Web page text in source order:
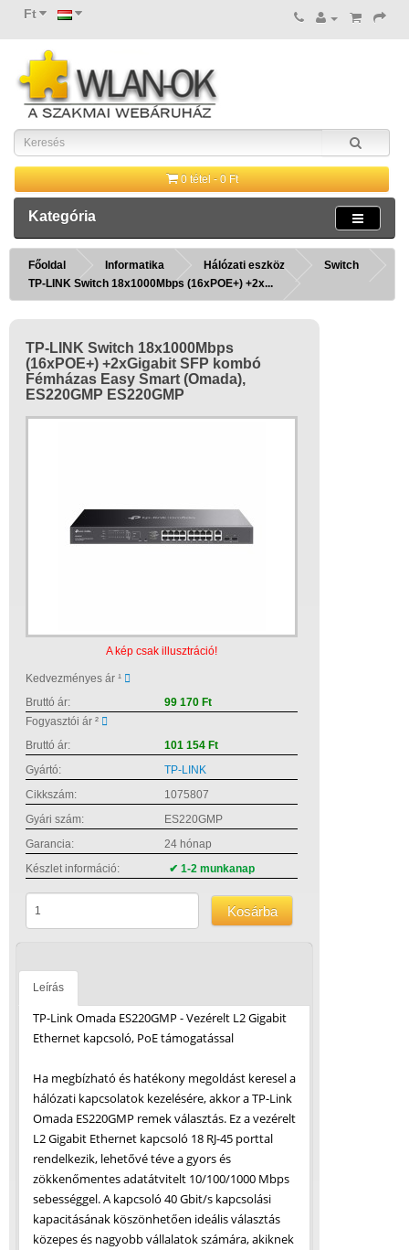
Ft
0 tétel - 0 Ft
Kategória
Főoldal Informatika Hálózati eszköz
Switch
TP-LINK Switch 18x1000Mbps (16xPOE+) +2x...
TP-LINK Switch 18x1000Mbps
(16xPOE+) +2xGigabit SFP kombó
Fémházas Easy Smart (Omada),
ES220GMP ES220GMP
A kép csak illusztráció!
Kedvezményes ár ¹
Bruttó ár:
99 170 Ft
Fogyasztói ár ²
Bruttó ár:
101 154 Ft
Gyártó:
TP-LINK
Cikkszám:
1075807
Gyári szám:
ES220GMP
Garancia:
24 hónap
Készlet információ:
✔ 1-2 munkanap
Kosárba
Leírás
TP-Link Omada ES220GMP - Vezérelt L2 Gigabit
Ethernet kapcsoló, PoE támogatással
Ha megbízható és hatékony megoldást keresel a
hálózati kapcsolatok kezelésére, akkor a TP-Link
Omada ES220GMP remek választás. Ez a vezérelt
L2 Gigabit Ethernet kapcsoló 18 RJ-45 porttal
rendelkezik, lehetővé téve a gyors és
zökkenőmentes adatátvitelt 10/100/1000 Mbps
sebességgel. A kapcsoló 40 Gbit/s kapcsolási
kapacitásának köszönhetően ideális választás
közepes és nagyobb vállalatok számára, akiknek